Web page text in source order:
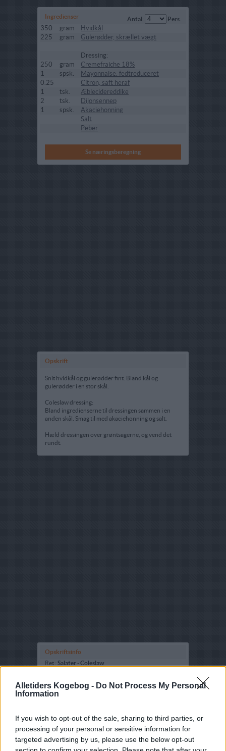
Alletiders Kogebog - Do Not Process My Personal
Information
If you wish to opt-out of the sale, sharing to third parties, or
processing of your personal or sensitive information for
targeted advertising by us, please use the below opt-out
Ingredienser Antal: Pers.
350 gram
Hvidkål
225
gram Gulerødder, skrællet vægt
Dressing:
250
gram
Cremefraiche 18%
1
spsk.
Mayonnaise. fedtreduceret
0.25
Citron, saft heraf
1
tsk.
Æblecidereddike
2
tsk.
Dijonsennep
1
spsk.
Akaciehonning
Salt
Peber
Se næringsberegning
Opskrift
Snit hvidkål og gulerødder fint. Bland kål og
gulerødder i en stor skål.
Coleslaw dressing:
Bland ingredienserne til dressingen sammen i en
anden skål. Smag til med akaciehonning og salt.
Hæld dressingen over grøntsagerne, og vend det
rundt.
Opskriftsinfo
Ret : Salater -Coleslaw
Fryseegnet : Er ikke fryseegnet
Indsendt :2013-11-21
Redigeret:2024-12-15